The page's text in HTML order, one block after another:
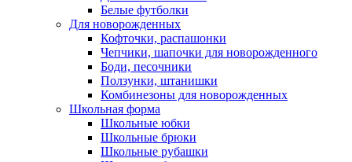
Белые футболки
Для новорожденных
Кофточки, распашонки
Чепчики, шапочки для новорожденного
Боди, песочники
Ползунки, штанишки
Комбинезоны для новорожденных
Школьная форма
Школьные юбки
Школьные брюки
Школьные рубашки